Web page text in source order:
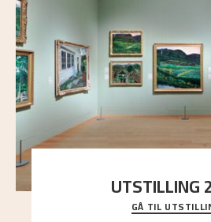
UTSTILLING
En komplett oversikt over
GÅ TIL